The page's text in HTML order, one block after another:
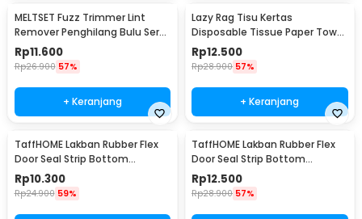
MELTSET Fuzz Trimmer Lint
Remover Penghilang Bulu Serat
Kain - CV8805
Rp11.600
Rp26.900 57%
+ Keranjang
Lazy Rag Tisu Kertas
Disposable Tissue Paper Towel
1 Roll (50 Helai) - MB104P
Rp12.500
Rp28.900 57%
+ Keranjang
TaffHOME Lakban Rubber Flex
Door Seal Strip Bottom
Waterproof 25mmx5M - TP39
Rp10.300
Rp24.900 59%
TaffHOME Lakban Rubber Flex
Door Seal Strip Bottom
Waterproof 35mmx5M - TP39
Rp12.500
Rp28.900 57%